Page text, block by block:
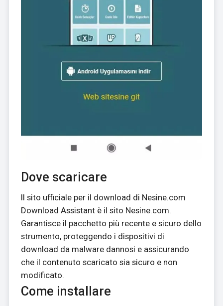
Dove scaricare
Il sito ufficiale per il download di Nesine.com
Download Assistant è il sito Nesine.com.
Garantisce il pacchetto più recente e sicuro dello
strumento, proteggendo i dispositivi di
download da malware dannosi e assicurando
che il contenuto scaricato sia sicuro e non
modificato.
Come installare